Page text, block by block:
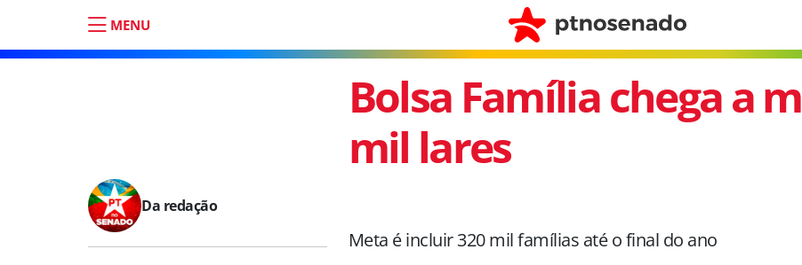
MENU
Bolsa Família chega a
mil lares
Da redação
Meta é incluir 320 mil famílias até o final do ano